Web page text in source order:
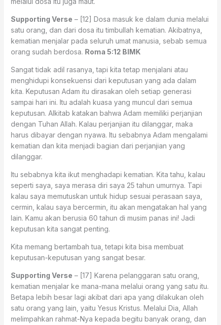
Supporting Verse – [12] Dosa masuk ke dalam dunia melalui
satu orang, dan dari dosa itu timbullah kematian. Akibatnya,
kematian menjalar pada seluruh umat manusia, sebab semua
orang sudah berdosa. Roma 5:12 BIMK
Sangat tidak adil rasanya, tapi kita tetap menjalani atau
menghidupi konsekuensi dari keputusan yang ada dalam
kita. Keputusan Adam itu dirasakan oleh setiap generasi
sampai hari ini. Itu adalah kuasa yang muncul dari semua
keputusan. Alkitab katakan bahwa Adam memiliki perjanjian
dengan Tuhan Allah. Kalau perjanjian itu dilanggar, maka
harus dibayar dengan nyawa. Itu sebabnya Adam mengalami
kematian dan kita menjadi bagian dari perjanjian yang
dilanggar.
Itu sebabnya kita ikut menghadapi kematian. Kita tahu, kalau
seperti saya, saya merasa diri saya 25 tahun umurnya. Tapi
kalau saya memutuskan untuk hidup sesuai perasaan saya,
cermin, kalau saya bercermin, itu akan mengatakan hal yang
lain. Kamu akan berusia 60 tahun di musim panas ini! Jadi
keputusan kita sangat penting.
Kita memang bertambah tua, tetapi kita bisa membuat
keputusan-keputusan yang sangat besar.
Supporting Verse – [17] Karena pelanggaran satu orang,
kematian menjalar ke mana-mana melalui orang yang satu itu.
Betapa lebih besar lagi akibat dari apa yang dilakukan oleh
satu orang yang lain, yaitu Yesus Kristus. Melalui Dia, Allah
melimpahkan rahmat-Nya kepada begitu banyak orang, dan